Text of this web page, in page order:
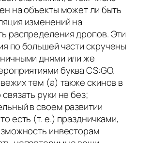
на объекты может ли быть
изменений на
распределения дропов. Эти
по большей части скручены
днями или же
буква CS:GO.
тем (а) также скинов в
руки не без;
в своем развитии
есть (т. е.) праздничками,
инвесторам